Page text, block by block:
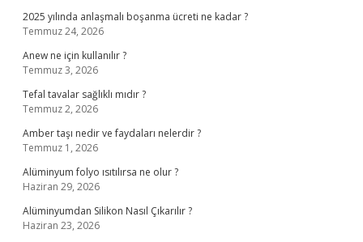
2025 yılında anlaşmalı boşanma ücreti ne kadar ?
Temmuz 24, 2026
Anew ne için kullanılır ?
Temmuz 3, 2026
Tefal tavalar sağlıklı mıdır ?
Temmuz 2, 2026
Amber taşı nedir ve faydaları nelerdir ?
Temmuz 1, 2026
Alüminyum folyo ısıtılırsa ne olur ?
Haziran 29, 2026
Alüminyumdan Silikon Nasıl Çıkarılır ?
Haziran 23, 2026